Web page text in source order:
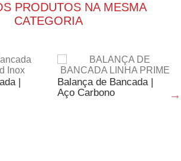
PRODUTOS NA MESMA
CATEGORIA
|
Balança de Bancada |
Aço Carbono